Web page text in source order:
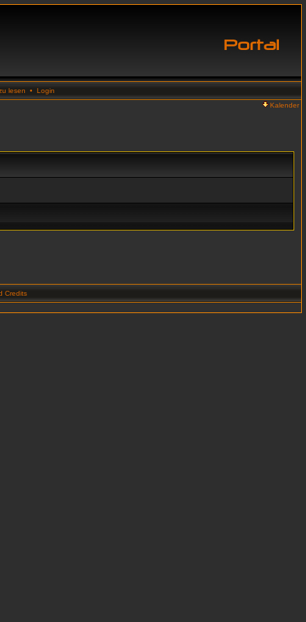
lesen • Login
Kalender
Credits